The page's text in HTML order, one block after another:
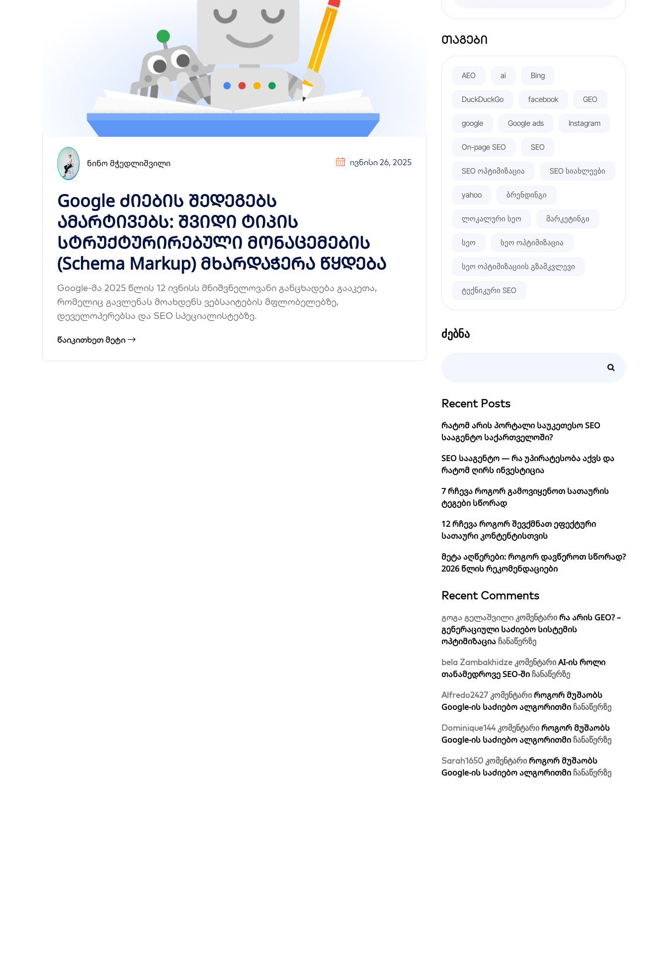
ᲜᲘᲜᲝ ᲛᲭᲔᲓᲚᲘᲨᲕᲘᲚᲘ ᲘᲕᲜᲘᲡᲘ 26, 2025
Google ძიების შედეგებს
ამარტივებს: შვიდი ტიპის
სტრუქტურირებული მონაცემების
(Schema Markup) მხარდაჭერა წყდება
Google-მა 2025 წლის 12 ივნისს მნიშვნელოვანი განცხადება გააკეთა,
რომელიც გავლენას მოახდენს ვებსაიტების მფლობელებზე,
დეველოპერებსა და SEO სპეციალისტებზე.
ᲬᲐᲘᲙᲘᲗᲮᲔᲗ ᲛᲔᲢᲘ
თაგები
AEO ai Bing
DuckDuckGo facebook GEO
google Google ads Instagram
On-page SEO SEO
SEO ოპტიმიზაცია SEO სიახლეები
yahoo ბრენდინგი
ლოკალური სეო მარკეტინგი
სეო სეო ოპტიმიზაცია
სეო ოპტიმიზაციის გზამკვლევი
ტექნიკური SEO
ძებნა
Recent Posts
რატომ არის პორტალი საუკეთესო SEO
სააგენტო საქართველოში?
SEO სააგენტო — რა უპირატესობა აქვს და
რატომ ღირს ინვესტიცია
7 რჩევა როგორ გამოვიყენოთ სათაურის
ტეგები სწორად
12 რჩევა როგორ შევქმნათ ეფექტური
სათაური კონტენტისთვის
მეტა აღწერები: როგორ დავწეროთ სწორად?
2026 წლის რეკომენდაციები
Recent Comments
გოგა გელაშვილიკომენტარი რა არის GEO? –
გენერაციული საძიებო სისტემის
ოპტიმიზაციაჩანაწერზე
bela Zambakhidzeკომენტარი AI-ის როლი
თანამედროვე SEO-შიჩანაწერზე
Alfredo2427კომენტარი როგორ მუშაობს
Google-ის საძიებო ალგორითმიჩანაწერზე
Dominique144კომენტარი როგორ მუშაობს
Google-ის საძიებო ალგორითმიჩანაწერზე
Sarah1650კომენტარი როგორ მუშაობს
Google-ის საძიებო ალგორითმიჩანაწერზე